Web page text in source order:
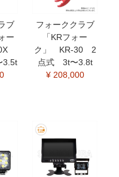
ブ
ー
3.5t
フォーククラブ
「KRフォー
ク」 KR-30 2
点式 3t〜3.8t
¥ 208,000